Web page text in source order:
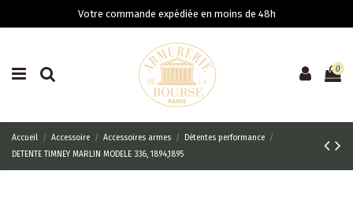
Votre commande expédiée en moins de 48h
0
Accueil Accessoire Accessoires armes
Détentes performance
DETENTE TIMNEY MARLIN MODELE 336, 1894,1895